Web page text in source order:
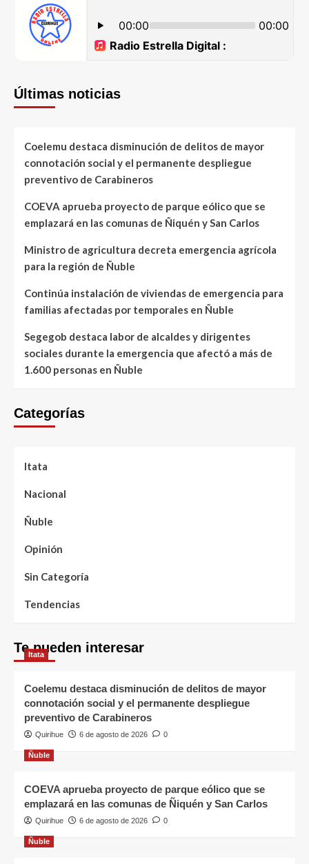
Últimas noticias
Coelemu destaca disminución de delitos de mayor
connotación social y el permanente despliegue
preventivo de Carabineros
COEVA aprueba proyecto de parque eólico que se
emplazará en las comunas de Ñiquén y San Carlos
Ministro de agricultura decreta emergencia agrícola
para la región de Ñuble
Continúa instalación de viviendas de emergencia para
familias afectadas por temporales en Ñuble
Segegob destaca labor de alcaldes y dirigentes
sociales durante la emergencia que afectó a más de
1.600 personas en Ñuble
Categorías
Itata
Nacional
Ñuble
Opinión
Sin Categoría
Tendencias
Te pueden interesar
Itata
Coelemu destaca disminución de delitos de mayor
connotación social y el permanente despliegue
preventivo de Carabineros
Quirihue 6 de agosto de 2026 0
Ñuble
COEVA aprueba proyecto de parque eólico que se
emplazará en las comunas de Ñiquén y San Carlos
Quirihue 6 de agosto de 2026 0
Ñuble